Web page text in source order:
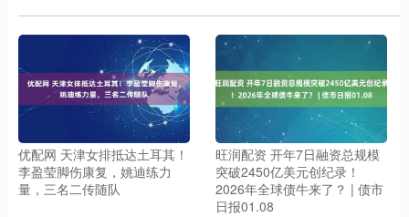
优配网 天津女排抵达土耳其！
李盈莹脚伤康复，姚迪练力
量，三名二传随队
旺润配资 开年7日融资总规模
突破2450亿美元创纪录！
2026年全球债牛来了？ | 债市
日报01.08